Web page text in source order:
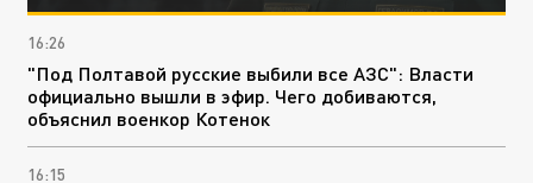
16:26
"Под Полтавой русские выбили все АЗС": Власти
официально вышли в эфир. Чего добиваются,
объяснил военкор Котенок
16:15